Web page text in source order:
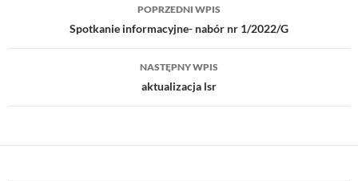
Nawigacja
POPRZEDNI WPIS
Spotkanie informacyjne- nabór nr 1/2022/G
NASTĘPNY WPIS
aktualizacja lsr